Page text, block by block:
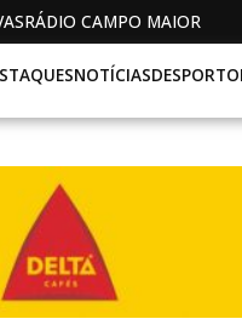
RÁDIO CAMPO MAIOR
NOTÍCIASDESPORTO